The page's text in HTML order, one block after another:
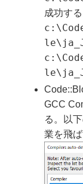
成功す
GCC
る。以
業を飛ば